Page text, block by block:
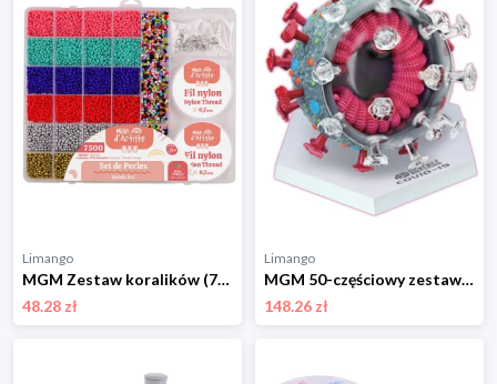
Limango
MGM Zestaw koralików (7500 szt.) - 6+ rozmiar: onesize
48.28 zł
Limango
MGM 50-częściowy zestaw naukowy "Covid 19" - 8+ rozmiar: onesize
148.26 zł